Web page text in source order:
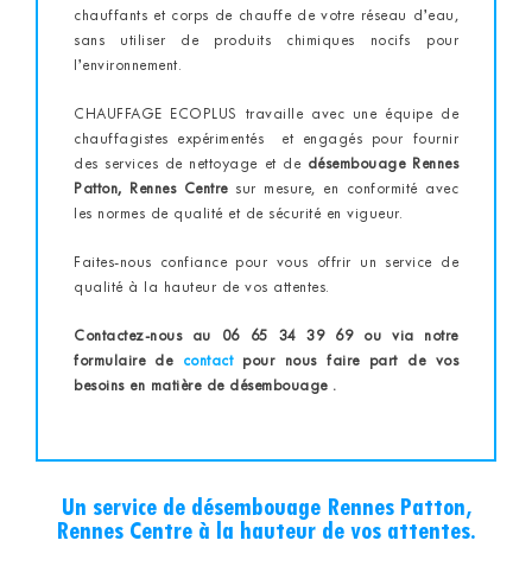
chauffants et corps de chauffe de votre réseau d’eau,
sans utiliser de produits chimiques nocifs pour
l’environnement.
CHAUFFAGE ECOPLUS travaille avec une équipe de
chauffagistes expérimentés et engagés pour fournir
des services de nettoyage et de désembouage Rennes
Patton, Rennes Centresur mesure, en conformité avec
les normes de qualité et de sécurité en vigueur.
Faites-nous confiance pour vous offrir un service de
qualité à la hauteur de vos attentes.
Contactez-nous au 06 65 34 39 69 ou via notre
formulaire de
contactpour nous faire part de vos
besoins en matière de désembouage .
Un service de désembouage Rennes Patton,
Rennes Centre à la hauteur de vos attentes.